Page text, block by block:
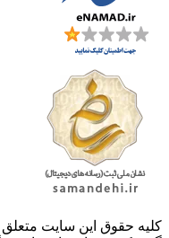
کليه حقوق اين سايت